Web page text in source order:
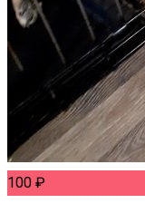
100 ₽